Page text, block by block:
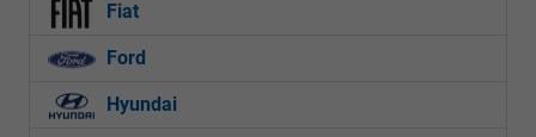
Fiat
Ford
Hyundai